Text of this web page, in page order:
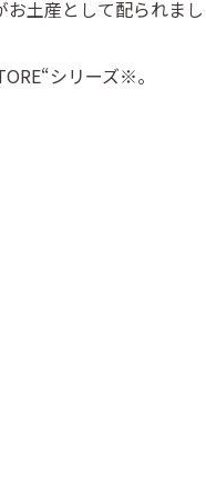
土産として配られま
シリーズ※。